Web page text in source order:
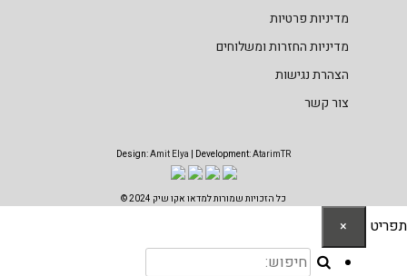
מדיניות פרטיות
מדיניות החזרות ומשלוחים
הצהרת נגישות
צור קשר
Design:Amit Elya | Development:AtarimTR
כל הזכויות שמורות למדאו אקו שיק 2024 ©
תפריט ×